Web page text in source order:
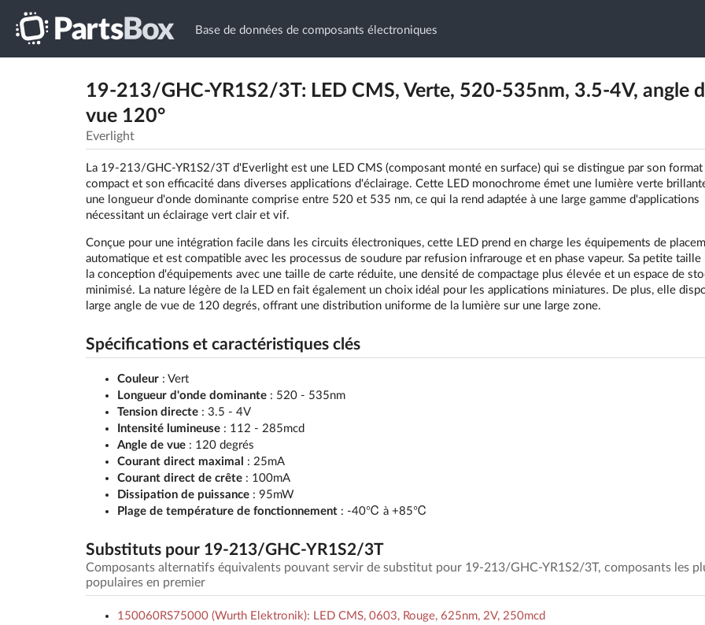
Base de données de composants électroniques
19-213/GHC-YR1S2/3T: LED CMS, Verte, 520-535nm, 3.5-4V, angle
vue 120°
Everlight
La 19-213/GHC-YR1S2/3T d'Everlight est une LED CMS (composant monté en surface) qui se distingue par son format
compact et son efficacité dans diverses applications d'éclairage. Cette LED monochrome émet une lumière verte
une longueur d'onde dominante comprise entre 520 et 535 nm, ce qui la rend adaptée à une large gamme d'applications
nécessitant un éclairage vert clair et vif.
Conçue pour une intégration facile dans les circuits électroniques, cette LED prend en charge les équipements de
automatique et est compatible avec les processus de soudure par refusion infrarouge et en phase vapeur. Sa petite taille
la conception d'équipements avec une taille de carte réduite, une densité de compactage plus élevée et un espace de
minimisé. La nature légère de la LED en fait également un choix idéal pour les applications miniatures. De plus, elle
large angle de vue de 120 degrés, offrant une distribution uniforme de la lumière sur une large zone.
Spécifications et caractéristiques clés
Couleur: Vert
Longueur d'onde dominante: 520 - 535nm
Tension directe: 3.5 - 4V
Intensité lumineuse: 112 - 285mcd
Angle de vue: 120 degrés
Courant direct maximal
: 25mA
Courant direct de crête: 100mA
Dissipation de puissance: 95mW
Plage de température de fonctionnement: -40℃ à +85℃
Substituts pour 19-213/GHC-YR1S2/3T
Composants alternatifs équivalents pouvant servir de substitut pour 19-213/GHC-YR1S2/3T, composants les
populaires en premier
150060RS75000 (Wurth Elektronik): LED CMS, 0603, Rouge, 625nm, 2V, 250mcd